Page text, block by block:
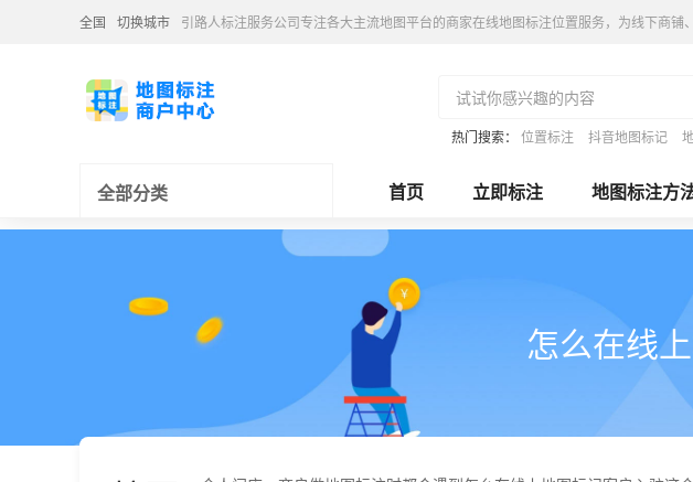
全国 切换城市 引路人标注服务公司专注各大主流地图平台的商家在线地图标注位置服务，为线下商
热门搜索： 位置标注 抖音地图标记
全部分类 首页 立即标注 地图标注方
怎么在线